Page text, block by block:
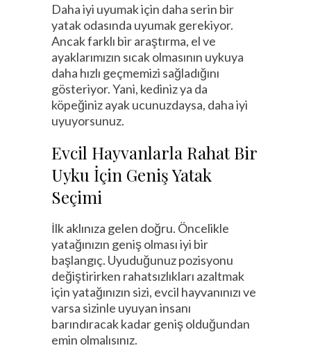
Daha iyi uyumak için daha serin bir
yatak odasında uyumak gerekiyor.
Ancak farklı bir araştırma, el ve
ayaklarımızın sıcak olmasının uykuya
daha hızlı geçmemizi sağladığını
gösteriyor. Yani, kediniz ya da
köpeğiniz ayak ucunuzdaysa, daha iyi
uyuyorsunuz.
Evcil Hayvanlarla Rahat Bir
Uyku İçin Geniş Yatak
Seçimi
İlk aklınıza gelen doğru. Öncelikle
yatağınızın geniş olması iyi bir
başlangıç. Uyuduğunuz pozisyonu
değiştirirken rahatsızlıkları azaltmak
için yatağınızın sizi, evcil hayvanınızı ve
varsa sizinle uyuyan insanı
barındıracak kadar geniş olduğundan
emin olmalısınız.